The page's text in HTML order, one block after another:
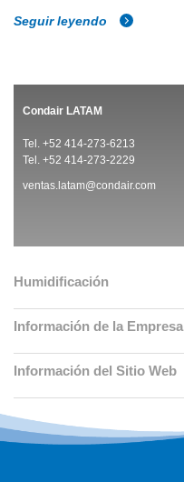
Seguir leyendo
Condair LATAM
Tel. +52 414-273-6213
Tel. +52 414-273-2229
ventas.latam@condair.com
Humidificación
Información de la Empresa
Información del Sitio Web